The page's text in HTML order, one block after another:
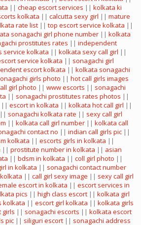
|| cheap escort services || kolkata ki
kolkata || calcutta sexy girl || mature
rate list || top escort service kolkata ||
sonagachi girl phone number || kolkata
prostitutes rates || independent
service kolkata || kolkata sexy call girl ||
service kolkata || sonagachi girl
escort kolkata || kolkata sonagachi
girls photo || hot call girls images
girl photo || www escorts || sonagachi
|| sonagachi prostitutes rates photos ||
|| escort in kolkata || kolkata hot call girl ||
|| sonagachi kolkata rate || sexy call girl
|| kolkata call girl number || kolkata call
contact no || indian call girls pic ||
kolkata || escorts girls in kolkata ||
|| prostitute number in kolkata || asian
|| bdsm in kolkata || coll girl photo ||
in kolkata || sonagachi contact number
|| call girl sexy image || sexy call girl
escort in kolkata || escort services in
pics || high class escort || kolkata girl
kolkata || escort girl kolkata || kolkata girls
girls || sonagachi escorts || kolkata escort
pic || siliguri escort || sonagachi address